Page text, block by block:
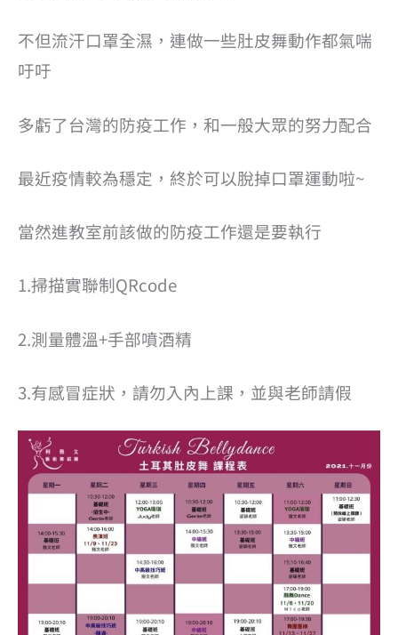
不但流汗口罩全濕，連做一些肚皮舞動作都氣喘
吁吁
多虧了台灣的防疫工作，和一般大眾的努力配合
最近疫情較為穩定，終於可以脫掉口罩運動啦~
當然進教室前該做的防疫工作還是要執行
1.掃描實聯制QRcode
2.測量體溫+手部噴酒精
3.有感冒症狀，請勿入內上課，並與老師請假